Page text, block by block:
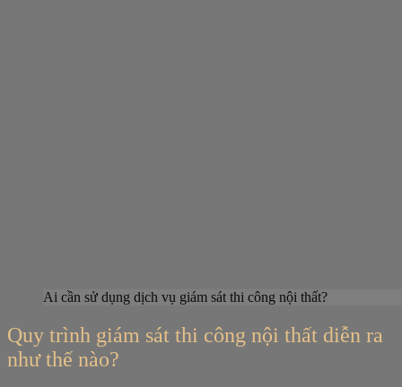
Ai cần sử dụng dịch vụ giám sát thi công nội thất?
Quy trình giám sát thi công nội thất diễn ra
như thế nào?